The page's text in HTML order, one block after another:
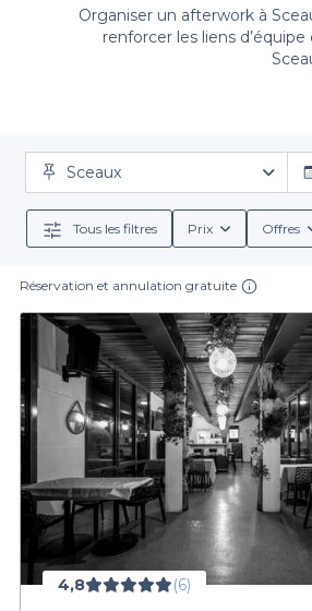
Organiser un afterwork à
renforcer les liens
Notre plateforme
afterwork réussi. Nous
cocktails
En réservant avec
de personnaliser votre
en vous garantissant une
Pour continuer la
choisissez
Sceaux
Tous les filtres Prix Offres
Réservation et annulation gratuite
4,8 (6)